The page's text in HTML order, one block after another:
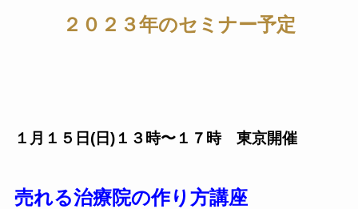
２０２３年のセミナー予定
１月１５日(日)１３時〜１７時 東京開催
売れる治療院の作り方講座